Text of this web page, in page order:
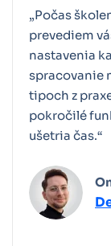
Ďalšia
Daň z
Ďalšia
úhrade
Praktická
Ďalšia
Všeobecný
Tlačové
Mzdy
Praktická
„Počas
prevediem
nastavenia
spracovanie
tipoch z
pokročilé
ušetria čas.“